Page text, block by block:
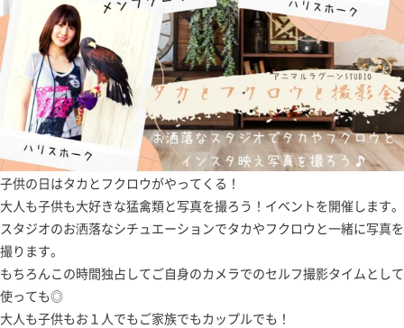
子供の日はタカとフクロウがやってくる！
大人も子供も大好きな猛禽類と写真を撮ろう！イベントを開催します。
スタジオのお洒落なシチュエーションでタカやフクロウと一緒に写真を
撮ります。
もちろんこの時間独占してご自身のカメラでのセルフ撮影タイムとして
使っても◎
大人も子供もお１人でもご家族でもカップルでも！